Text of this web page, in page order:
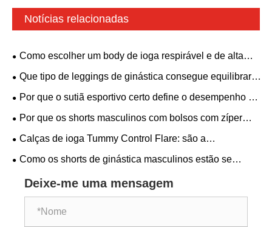
Notícias relacionadas
Como escolher um body de ioga respirável e de alta
elasticidade? Um estilo sem costas com sutiã
condicionamento físico.
Que tipo de leggings de ginástica consegue equilibrar
conforto e estética?
Por que o sutiã esportivo certo define o desempenho do
seu traje esportivo?
Por que os shorts masculinos com bolsos com zíper
estão se tornando um item obrigatório para os homens
modernos
Calças de ioga Tummy Control Flare: são a
combinação perfeita de conforto e estilo
Como os shorts de ginástica masculinos estão se
global?
Deixe-me uma mensagem